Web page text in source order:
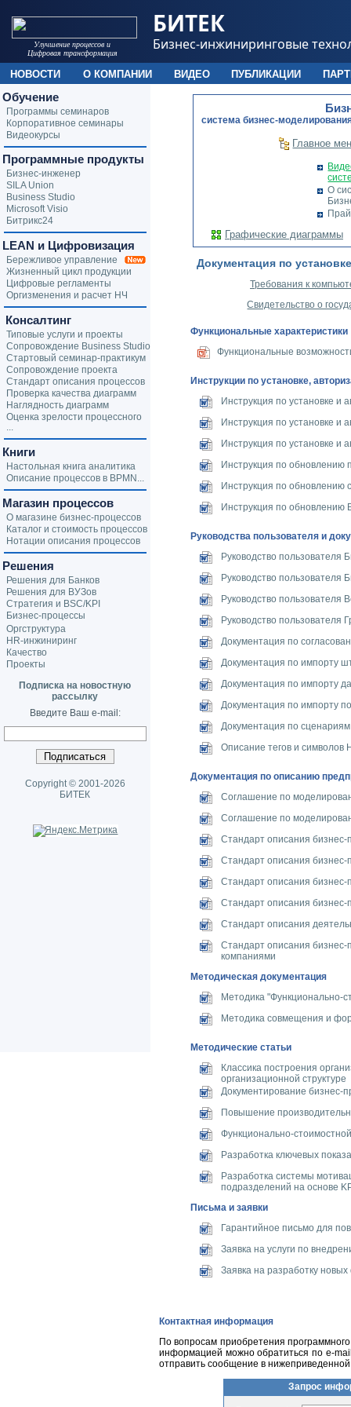
cистема бизнес-
Главное
О
Графические диаграммы
Документация по
Требования к
Свидетельство о
Функциональные характеристики
Функциональные
Инструкции по установке,
Инструкция по установке и
Инструкция по установке и
Инструкция по установке и
Инструкция по обновлению
Инструкция по обновлению
Инструкция по обновлению
Руководства пользователя и
Руководство пользователя
Руководство пользователя
Руководство пользователя
Руководство пользователя
Документация по
Документация по импорту
Документация по импорту
Документация по импорту
Документация по
Описание тегов и символов
Документация по описанию
Соглашение по
Соглашение по
Стандарт описания бизнес-
Стандарт описания бизнес-
Стандарт описания бизнес-
Стандарт описания бизнес-
Стандарт описания
Стандарт описания
компаниями
Методическая документация
Методика "Функционально-
Методика совмещения и
Методические статьи
Классика построения
организационной структуре
Документирование бизнес-
Повышение
Функционально-
Разработка ключевых
Разработка системы
подразделений на основе
Письма и заявки
Гарантийное письмо для
Заявка на услуги по
Заявка на разработку
Контактная информация
По вопросам приобретения
информацией можно обратиться по e-
отправить сообщение в
Запрос
Обучение
Программы семинаров
Корпоративное семинары
Видеокурсы
Программные продукты
Бизнес-инженер
SILA Union
Business Studio
Microsoft Visio
Битрикс24
LEAN и Цифровизация
Бережливое управление
Жизненный цикл продукции
Цифровые регламенты
Оргизменения и расчет НЧ
Консалтинг
Типовые услуги и проекты
Сопровождение Business Studio
Стартовый семинар-практикум
Сопровождение проекта
Стандарт описания процессов
Проверка качества диаграмм
Наглядность диаграмм
Оценка зрелости процессного
...
Книги
Настольная книга аналитика
Описание процессов в BPMN...
Магазин процессов
О магазине бизнес-процессов
Каталог и стоимость процессов
Нотации описания процессов
Решения
Решения для Банков
Решения для ВУЗов
Стратегия и BSC/KPI
Бизнес-процессы
Оргструктура
HR-инжиниринг
Качество
Проекты
Подписка на новостную
рассылку
Введите Ваш e-mail:
Copyright © 2001-2026
БИТЕК
Улучшение процессов и
Цифровая трансформация
БИТЕК
Бизнес-инжиниринговые
НОВОСТИ О КОМПАНИИ ВИДЕО ПУБЛИКАЦИИ